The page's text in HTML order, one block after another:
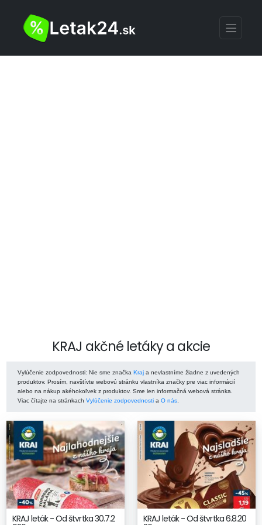
KRAJ akčné letáky a akcie
Vylúčenie zodpovednosti: Nie sme značka Kraj a nevlastníme žiadne z uvedených
produktov. Prosím, navštívte webovú stránku vlastníka značky pre viac informácií
alebo na nákup akéhokoľvek z produktov. Sme len informačná webová stránka.
Viac čítajte na stránkach Vylúčenie zodpovednosti a O nás
KRAJ leták - Od štvrtka 30.7.2 KRAJ leták - Od štvrtka 6.8.20